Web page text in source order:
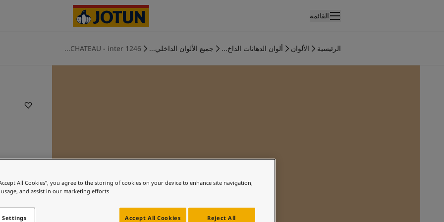
القائمة
الرئيسية الألوان ألوان الدهانات الداخ... جميع الألوان الداخلي... 1246 CHATEAU - inter...
All Cookies”, you agree to the storing of cookies on your device to enhance site navigation,
usage, and assist in our marketing efforts.
Reject All
Accept All Cookies
Settings